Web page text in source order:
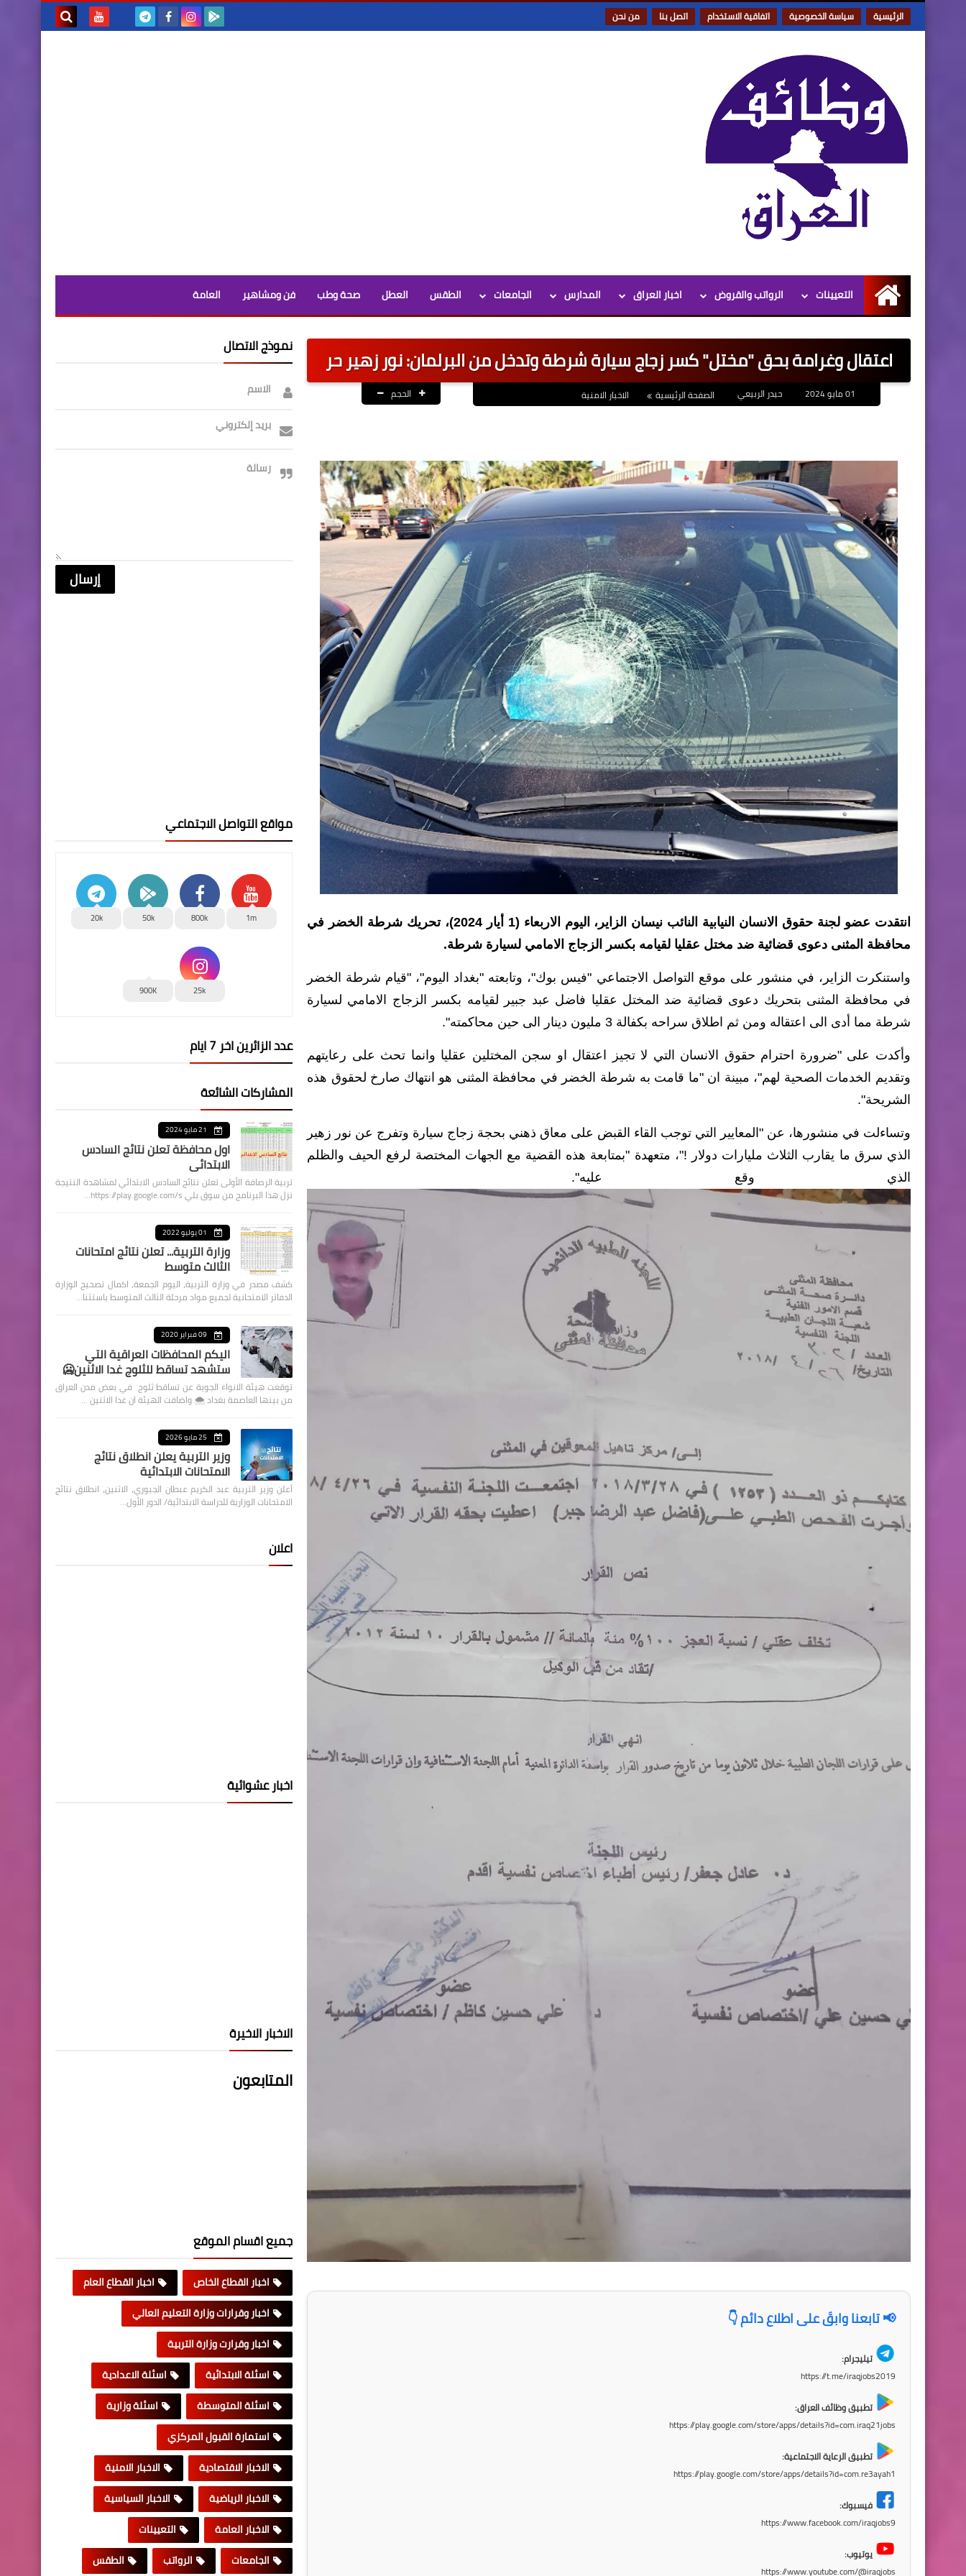
الرئيسية سياسة الخصوصية اتفاقية الاستخدام اتصل بنا من نحن
الرئيسية
التعيينات الرواتب والقروض اخبار العراق المدارس الجامعات الطقس العطل صحة وطب فن ومشاهير العامة
اعتقال وغرامة بحق "مختل" كسر زجاج سيارة شرطة وتدخل من البرلمان: نور زهير حر
حيدر الربيعي الصفحة الرئيسية الاخبار الامنية الحجم
انتقدت عضو لجنة حقوق الانسان النيابية النائب نيسان الزاير، اليوم الاربعاء (1 أيار 2024)، تحريك شرطة الخضر في
محافظة المثنى دعوى قضائية ضد مختل عقليا لقيامه بكسر الزجاج الامامي لسيارة شرطة.
واستنكرت الزاير، في منشور على موقع التواصل الاجتماعي "فيس بوك"، وتابعته "بغداد اليوم"، "قيام شرطة الخضر
في محافظة المثنى بتحريك دعوى قضائية ضد المختل عقليا فاضل عبد جبير لقيامه بكسر الزجاج الامامي لسيارة
شرطة مما أدى الى اعتقاله ومن ثم اطلاق سراحه بكفالة 3 مليون دينار الى حين محاكمته".
وأكدت على "ضرورة احترام حقوق الانسان التي لا تجيز اعتقال او سجن المختلين عقليا وانما تحث على رعايتهم
وتقديم الخدمات الصحية لهم"، مبينة ان "ما قامت به شرطة الخضر في محافظة المثنى هو انتهاك صارخ لحقوق هذه
الشريحة".
وتساءلت في منشورها، عن "المعايير التي توجب القاء القبض على معاق ذهني بحجة زجاج سيارة وتفرج عن نور زهير
الذي سرق ما يقارب الثلاث مليارات دولار !"، متعهدة "بمتابعة هذه القضية مع الجهات المختصة لرفع الحيف والظلم
الذي وقع عليه".
📢 تابعنا وابقَ على اطلاع دائم 👇
تيليجرام:
https://t.me/iraqjobs2019
تطبيق وظائف العراق:
https://play.google.com/store/apps/details?id=com.iraq21jobs
تطبيق الرعاية الاجتماعية:
https://play.google.com/store/apps/details?id=com.re3ayah1
فيسبوك:
https://www.facebook.com/iraqjobs9
يوتيوب:
https://www.youtube.com/@iraqjobs
نموذج الاتصال
الاسم
بريد إلكتروني
رسالة
مواقع التواصل الاجتماعي
1m
800k
50k
20k
25k
900K
عدد الزائرين اخر 7 ايام
المشاركات الشائعة
21 مايو 2024
اول محافظة تعلن نتائج السادس
الابتدائي
تربية الرصافة الأولى تعلن نتائج السادس الابتدائي لمشاهدة النتيجة
نزل هذا البرنامج من سوق بلي https://play.google.com/s…
01 يوليو 2022
وزارة التربية... تعلن نتائج امتحانات
الثالث متوسط
كشف مصدر في وزارة التربية، اليوم الجمعة، اكمال تصحيح الوزارة
الدفاتر الامتحانية لجميع مواد مرحلة الثالث المتوسط باستثنا…
09 فبراير 2020
اليكم المحافظات العراقية التي
ستشهد تساقط للثلوج غدا الاثنين🥶
توقعت هيئة الانواء الجوية عن تساقط ثلوج في بعض مدن العراق
من بينها العاصمة بغداد ⁦🌨️⁩ واضافت الهيئة ان غدا الاثنين …
25 مايو 2026
وزير التربية يعلن انطلاق نتائج
الامتحانات الابتدائية
أعلن وزير التربية عبد الكريم عبطان الجبوري، الاثنين، انطلاق نتائج
الامتحانات الوزارية للدراسة الابتدائية/ الدور الأول…
اعلان
اخبار عشوائية
الاخبار الاخيرة
المتابعون
جميع اقسام الموقع
اخبار القطاع الخاص
اخبار القطاع العام
اخبار وقرارات وزارة التعليم العالي
اخبار وقرارت وزارة التربية
اسئلة الابتدائية
اسئلة الاعدادية
اسئلة المتوسطة
اسئلة وزارية
استمارة القبول المركزي
الاخبار الاقتصادية
الاخبار الامنية
الاخبار الرياضية
الاخبار السياسية
الاخبار العامة
التعيينات
الجامعات
الرواتب الطقس